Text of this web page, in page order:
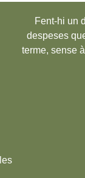
Fent-hi un
despeses
terme, sense